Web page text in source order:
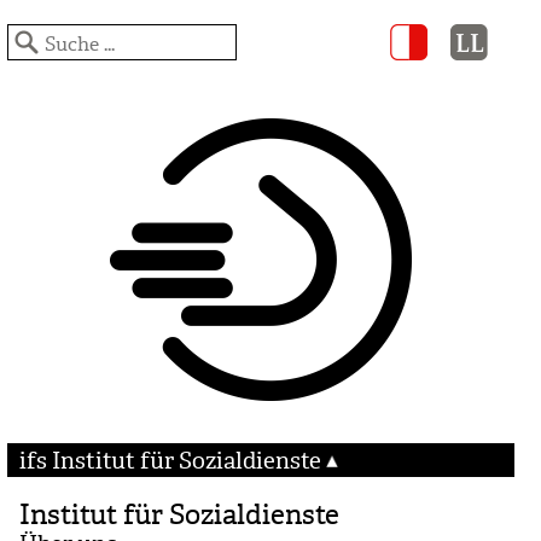
ifs Institut für Sozialdienste
Institut für Sozialdienste